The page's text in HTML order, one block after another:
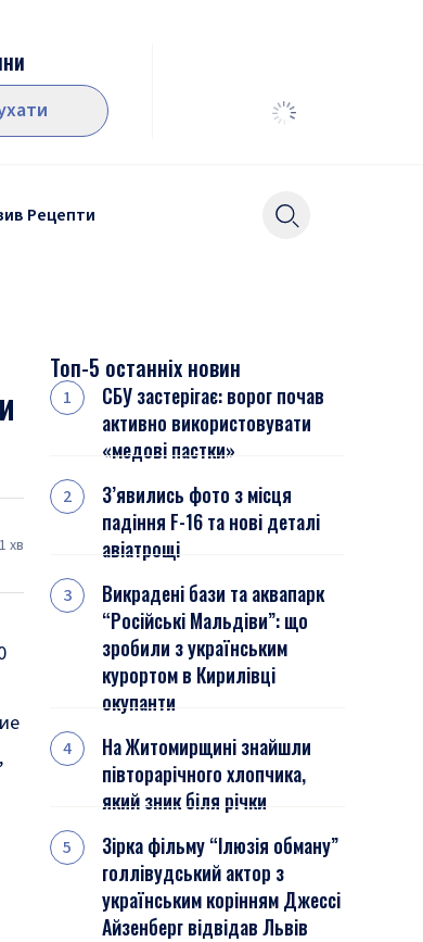
Рецепти
1 хв
Топ-5 останніх новин
СБУ застерігає: ворог почав
активно використовувати
«медові пастки»
З’явились фото з місця
падіння F-16 та нові деталі
авіатрощі
Викрадені бази та аквапарк
“Російські Мальдіви”: що
зробили з українським
курортом в Кирилівці
окупанти
На Житомирщині знайшли
півторарічного хлопчика,
який зник біля річки
Зірка фільму “Ілюзія обману”
голлівудський актор з
українським корінням Джессі
Айзенберг відвідав Львів